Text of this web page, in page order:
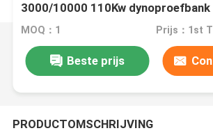
3000/10000 110Kw dynoproefbank
MOQ：1
Beste prijs
PRODUCTOMSCHRIJVING